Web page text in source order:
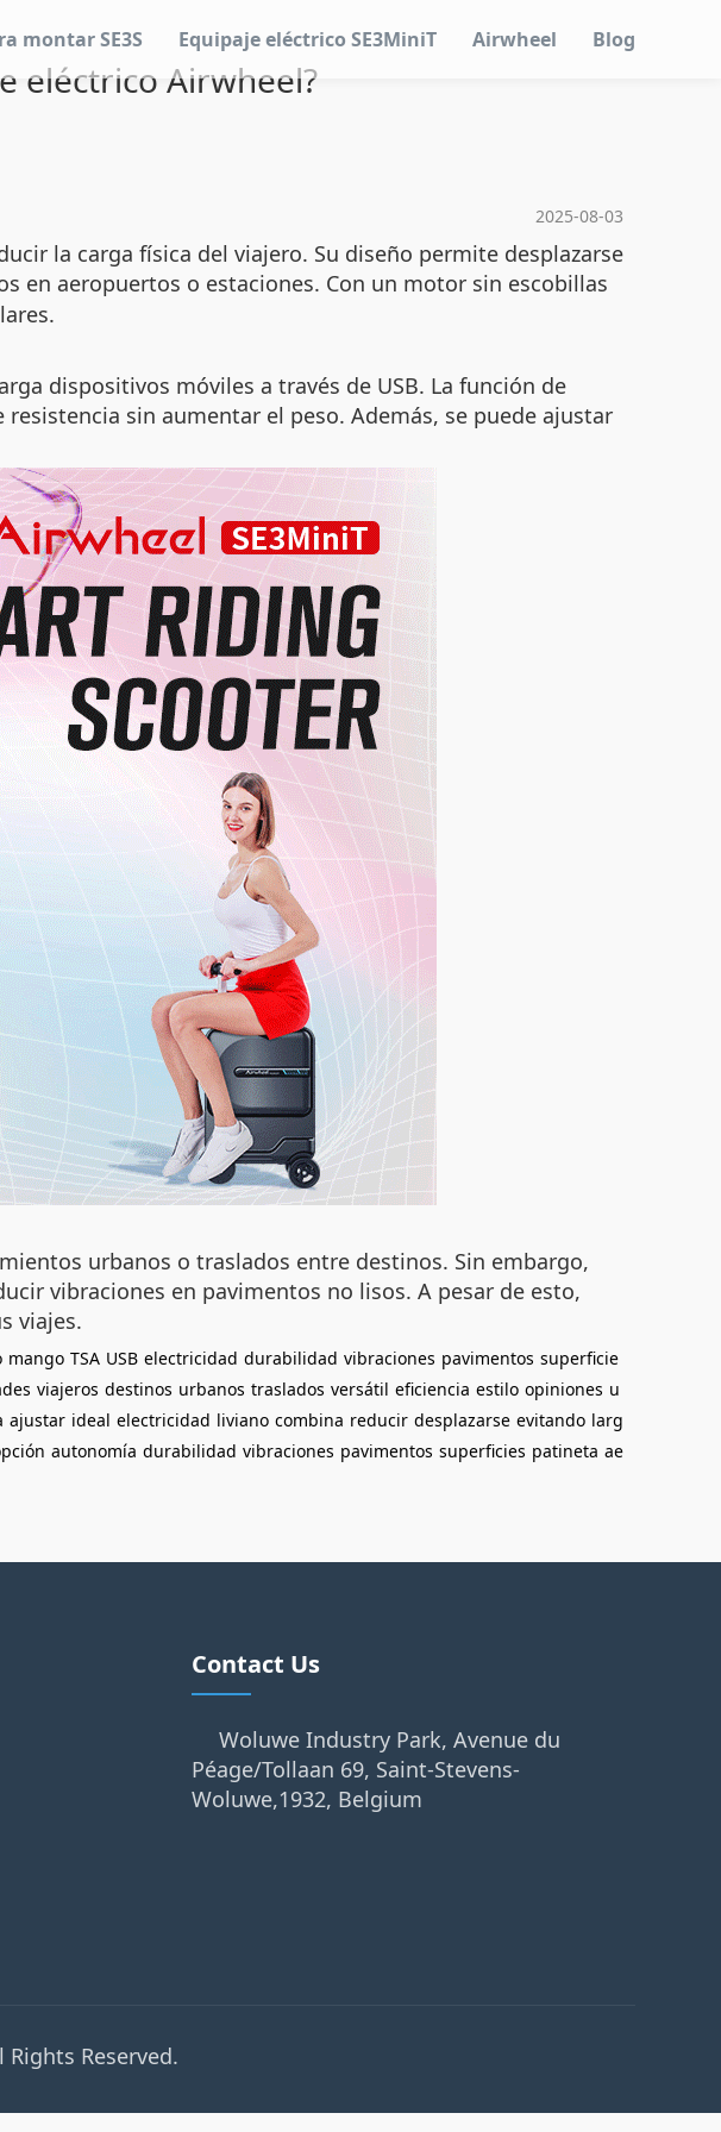
montar SE3S Equipaje eléctrico SE3MiniT Airwheel Blog
eléctrico Airwheel?
2025-08-03
la carga física del viajero. Su diseño permite desplazarse
en aeropuertos o estaciones. Con un motor sin escobillas
dispositivos móviles a través de USB. La función de
sin aumentar el peso. Además, se puede ajustar
urbanos o traslados entre destinos. Sin embargo,
vibraciones en pavimentos no lisos. A pesar de esto,
viajes.
mango TSA USB electricidad durabilidad vibraciones pavimentos superficie
viajeros destinos urbanos traslados versátil eficiencia estilo opiniones u
ajustar ideal electricidad liviano combina reducir desplazarse evitando larg
autonomía durabilidad vibraciones pavimentos superficies patineta ae
Contact Us
Woluwe Industry Park, Avenue du
Péage/Tollaan 69, Saint-Stevens-
Woluwe,1932, Belgium
Reserved.